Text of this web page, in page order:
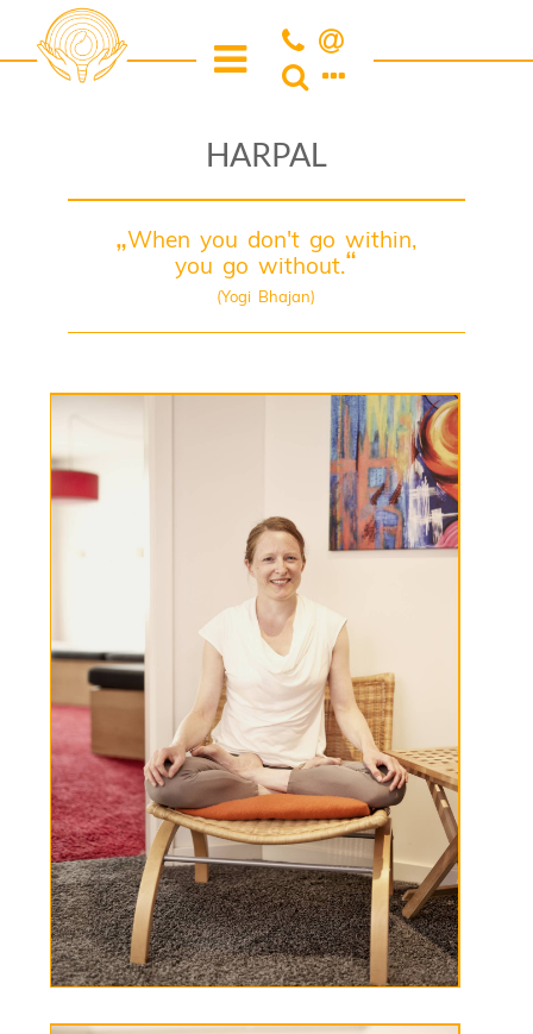
HARPAL
When you don't go within,
you go without.
(Yogi Bhajan)